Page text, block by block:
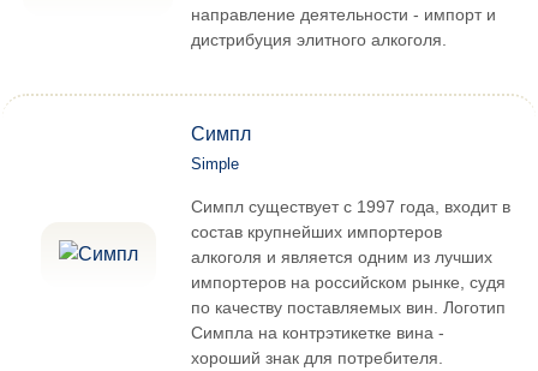
направление деятельности - импорт и
дистрибуция элитного алкоголя.
Симпл
Simple
Симпл существует с 1997 года, входит в
состав крупнейших импортеров
алкоголя и является одним из лучших
импортеров на российском рынке, судя
по качеству поставляемых вин. Логотип
Симпла на контрэтикетке вина -
хороший знак для потребителя.